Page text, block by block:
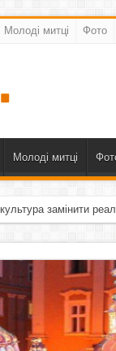
Молоді митці Фото
Молоді митці
замінити